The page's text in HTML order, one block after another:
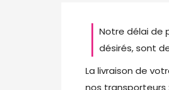
Notre délai de
désirés, sont
La livraison de
nos transporteurs :